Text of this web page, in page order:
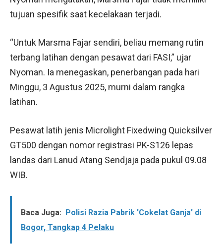
tujuan spesifik saat kecelakaan terjadi.
“Untuk Marsma Fajar sendiri, beliau memang rutin
terbang latihan dengan pesawat dari FASI,” ujar
Nyoman. Ia menegaskan, penerbangan pada hari
Minggu, 3 Agustus 2025, murni dalam rangka
latihan.
Pesawat latih jenis Microlight Fixedwing Quicksilver
GT500 dengan nomor registrasi PK-S126 lepas
landas dari Lanud Atang Sendjaja pada pukul 09.08
WIB.
Baca Juga: Polisi Razia Pabrik 'Cokelat Ganja' di
Bogor, Tangkap 4 Pelaku